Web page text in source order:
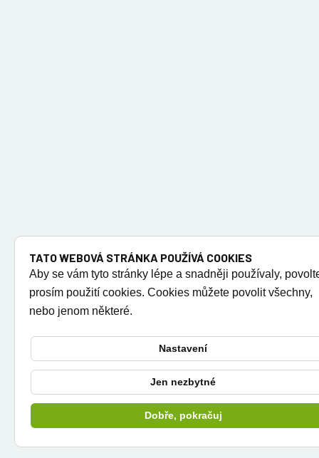
TATO WEBOVÁ STRÁNKA POUŽÍVÁ COOKIES
Aby se vám tyto stránky lépe a snadněji používaly,
prosím použití cookies. Cookies můžete povolit všechny,
nebo jenom některé.
Nastavení
Jen nezbytné
Dobře, pokračuj